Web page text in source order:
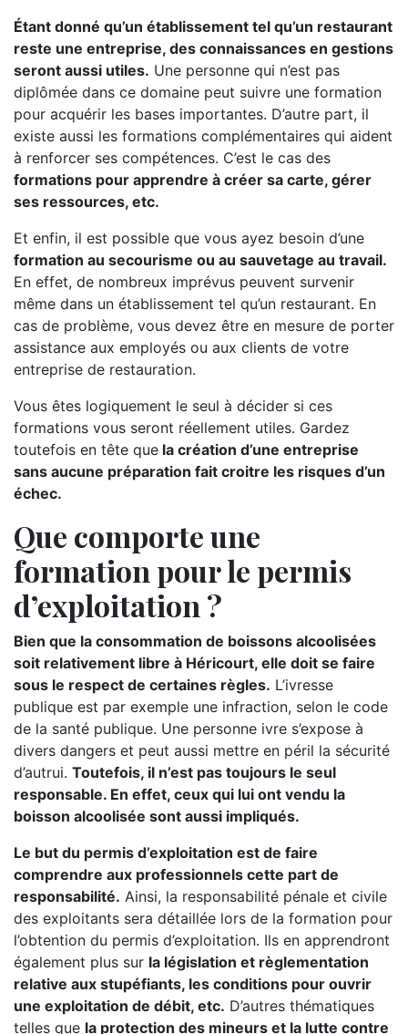
Étant donné qu’un établissement tel qu’un restaurant
reste une entreprise, des connaissances en gestions
seront aussi utiles. Une personne qui n’est pas
diplômée dans ce domaine peut suivre une formation
pour acquérir les bases importantes. D’autre part, il
existe aussi les formations complémentaires qui aident
à renforcer ses compétences. C’est le cas des
formations pour apprendre à créer sa carte, gérer
ses ressources, etc.
Et enfin, il est possible que vous ayez besoin d’une
formation au secourisme ou au sauvetage au travail.
En effet, de nombreux imprévus peuvent survenir
même dans un établissement tel qu’un restaurant. En
cas de problème, vous devez être en mesure de porter
assistance aux employés ou aux clients de votre
entreprise de restauration.
Vous êtes logiquement le seul à décider si ces
formations vous seront réellement utiles. Gardez
toutefois en tête que la création d’une entreprise
sans aucune préparation fait croitre les risques d’un
échec.
Que comporte une
formation pour le permis
d’exploitation ?
Bien que la consommation de boissons alcoolisées
soit relativement libre à Héricourt, elle doit se faire
sous le respect de certaines règles. L’ivresse
publique est par exemple une infraction, selon le code
de la santé publique. Une personne ivre s’expose à
divers dangers et peut aussi mettre en péril la sécurité
d’autrui. Toutefois, il n’est pas toujours le seul
responsable. En effet, ceux qui lui ont vendu la
boisson alcoolisée sont aussi impliqués.
Le but du permis d’exploitation est de faire
comprendre aux professionnels cette part de
responsabilité. Ainsi, la responsabilité pénale et civile
des exploitants sera détaillée lors de la formation pour
l’obtention du permis d’exploitation. Ils en apprendront
également plus sur la législation et règlementation
relative aux stupéfiants, les conditions pour ouvrir
une exploitation de débit, etc. D’autres thématiques
telles que la protection des mineurs et la lutte contre